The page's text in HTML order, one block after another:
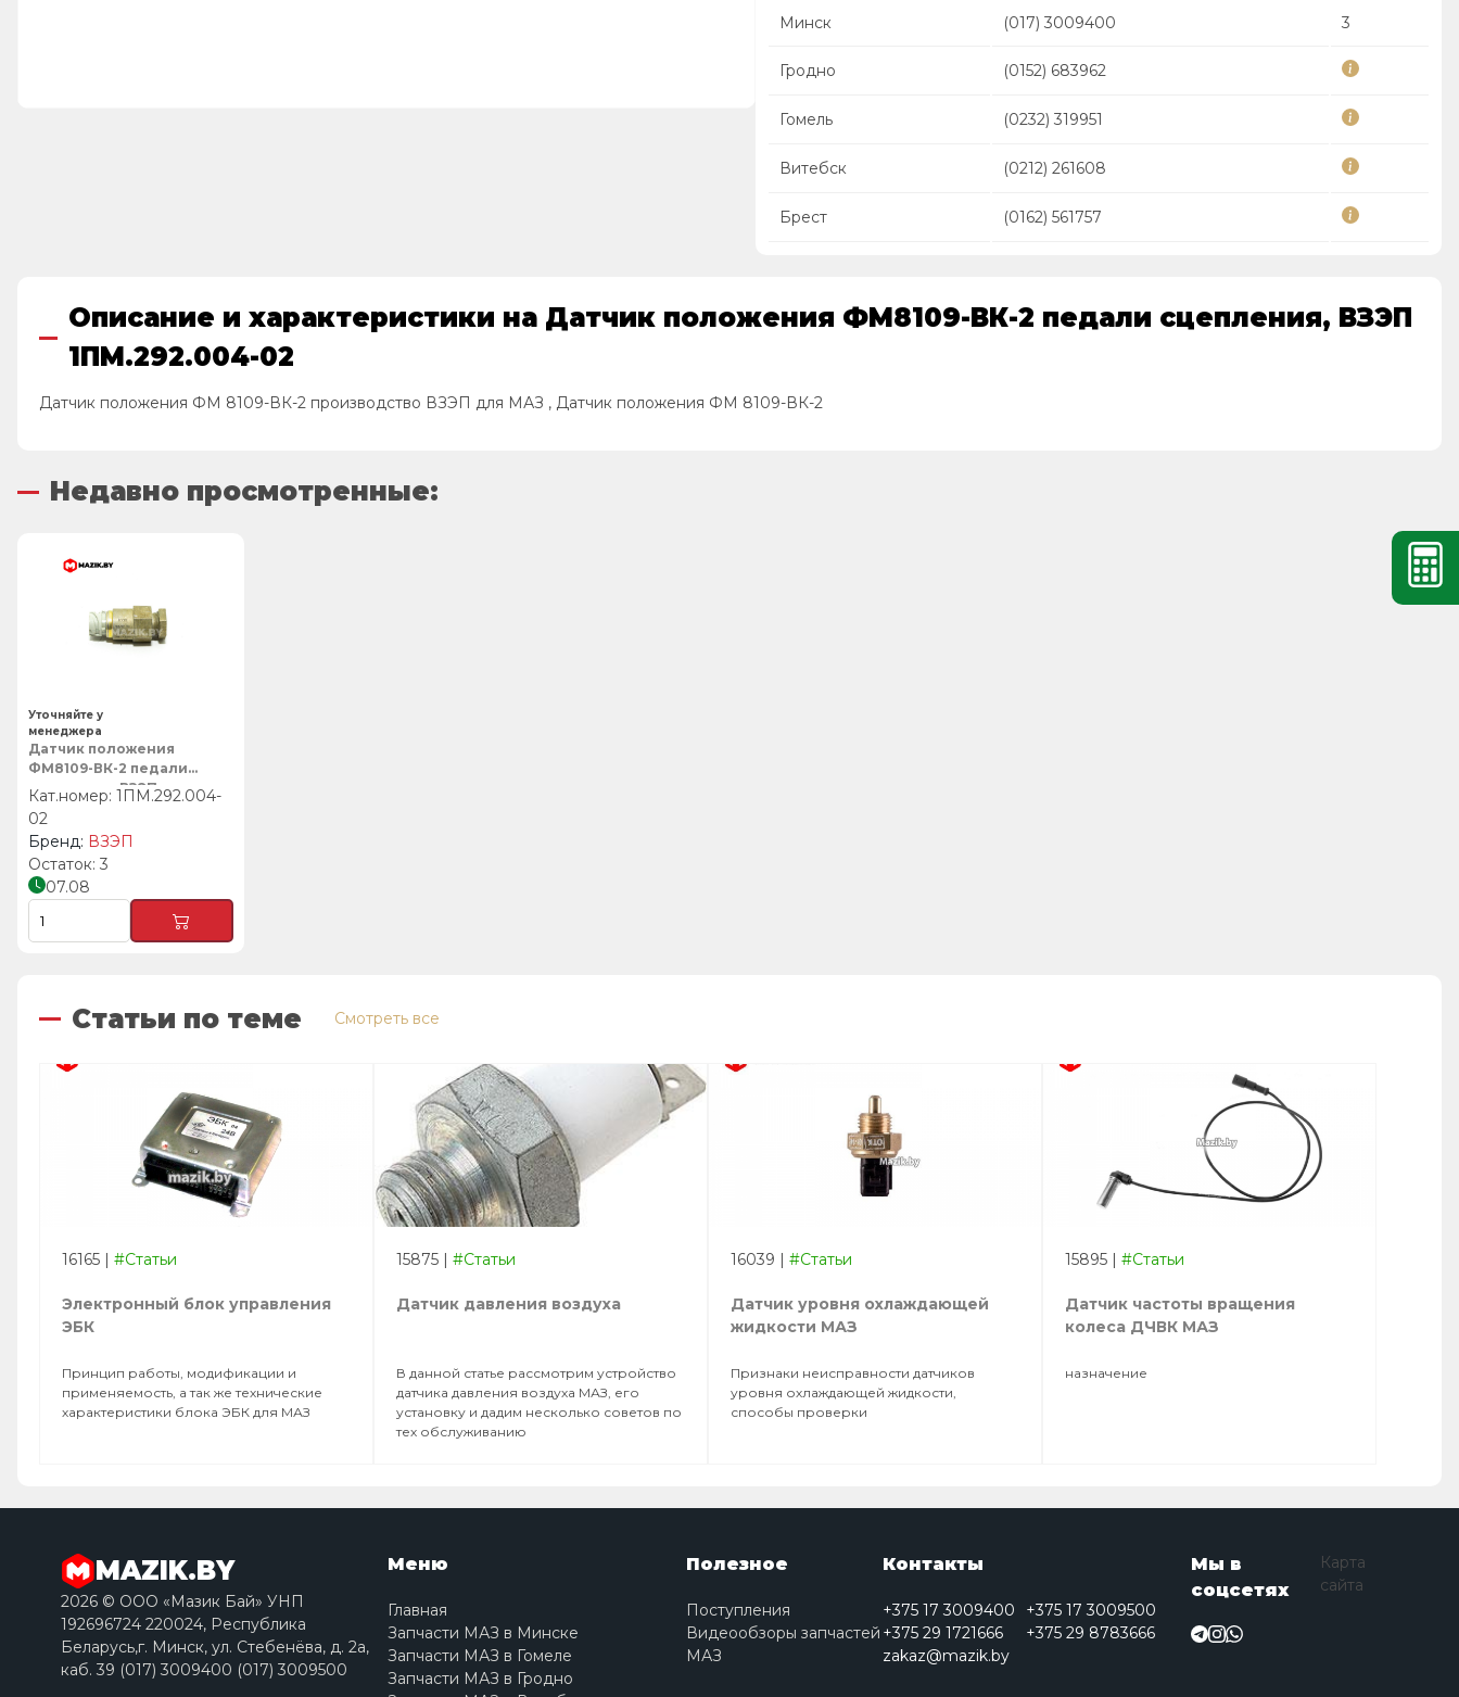
Минск (017) 3009400 3
Гродно (0152) 683962
Гомель (0232) 319951
Витебск (0212) 261608
Брест (0162) 561757
Описание и характеристики на Датчик положения ФМ8109-ВК-2 педали сцепления, ВЗЭП
1ПМ.292.004-02
Датчик положения ФМ 8109-ВК-2 производство ВЗЭП для МАЗ , Датчик положения ФМ 8109-ВК-2
Недавно просмотренные:
Датчик положения
ФМ8109-ВК-2 педали
сцепления, ВЗЭП1ПМ.292.004-
02
ВЗЭП
3
07.08
Уточняйте у
менеджера
Статьи по теме Смотреть все
16165 | #Статьи
Электронный блок управления
ЭБК
Принцип работы, модификации и
применяемость, а так же технические
характеристики блока ЭБК для МАЗ
15875 | #Статьи
Датчик давления воздуха
В данной статье рассмотрим устройство
датчика давления воздуха МАЗ, его
установку и дадим несколько советов по
тех обслуживанию
16039 | #Статьи
Датчик уровня охлаждающей
жидкости МАЗ
Признаки неисправности датчиков
уровня охлаждающей жидкости,
способы проверки
15895 | #Статьи
Датчик частоты вращения
колеса ДЧВК МАЗ
назначение
MAZIK.BY
2026 © ООО «Мазик Бай» УНП
192696724 220024, Республика
Беларусь,г. Минск, ул. Стебенёва, д. 2a,
каб. 39 (017) 3009400 (017) 3009500
Меню
Главная
Запчасти МАЗ в Минске
Запчасти МАЗ в Гомеле
Запчасти МАЗ в Гродно
Полезное
Поступления
Видеообзоры запчастей
МАЗ
Контакты
+375 17 3009400
+375 17 3009500
+375 29 1721666
+375 29 8783666
zakaz@mazik.by
Мы в
соцсетях
Карта
сайта